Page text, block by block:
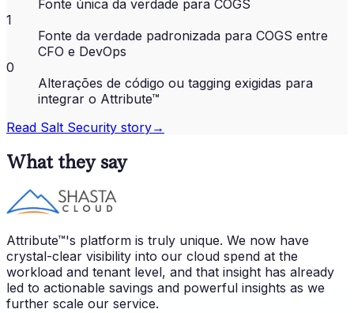
Fonte única da verdade para COGS
1
Fonte da verdade padronizada para COGS entre
CFO e DevOps
0
Alterações de código ou tagging exigidas para
integrar o Attribute™
Read Salt Security story→
What they say
Attribute™'s platform is truly unique. We now have
crystal-clear visibility into our cloud spend at the
workload and tenant level, and that insight has already
led to actionable savings and powerful insights as we
further scale our service.